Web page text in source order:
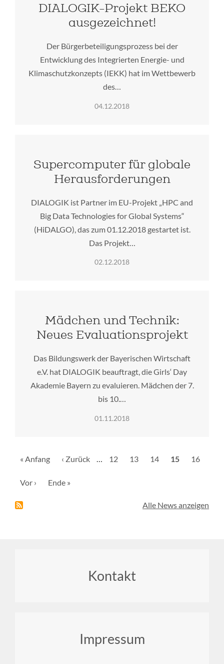
DIALOGIK-Projekt BEKO
ausgezeichnet!
Der Bürgerbeteiligungsprozess bei der
Entwicklung des Integrierten Energie- und
Klimaschutzkonzepts (IEKK) hat im Wettbewerb
des…
04.12.2018
Supercomputer für globale
Herausforderungen
DIALOGIK ist Partner im EU-Projekt „HPC and
Big Data Technologies for Global Systems“
(HiDALGO), das zum 01.12.2018 gestartet ist.
Das Projekt…
02.12.2018
Mädchen und Technik:
Neues Evaluationsprojekt
Das Bildungswerk der Bayerischen Wirtschaft
e.V. hat DIALOGIK beauftragt, die Girls‘ Day
Akademie Bayern zu evaluieren. Mädchen der 7.
bis 10.…
01.11.2018
Erste
« Anfang
Vorherige
‹ Zurück … Seite
12 Seite
13 Seite
14
Aktuelle
15 Seite
16
Nächste
Vor ›
Letzte
Ende »
Alle News anzeigen
Kontakt
Impressum